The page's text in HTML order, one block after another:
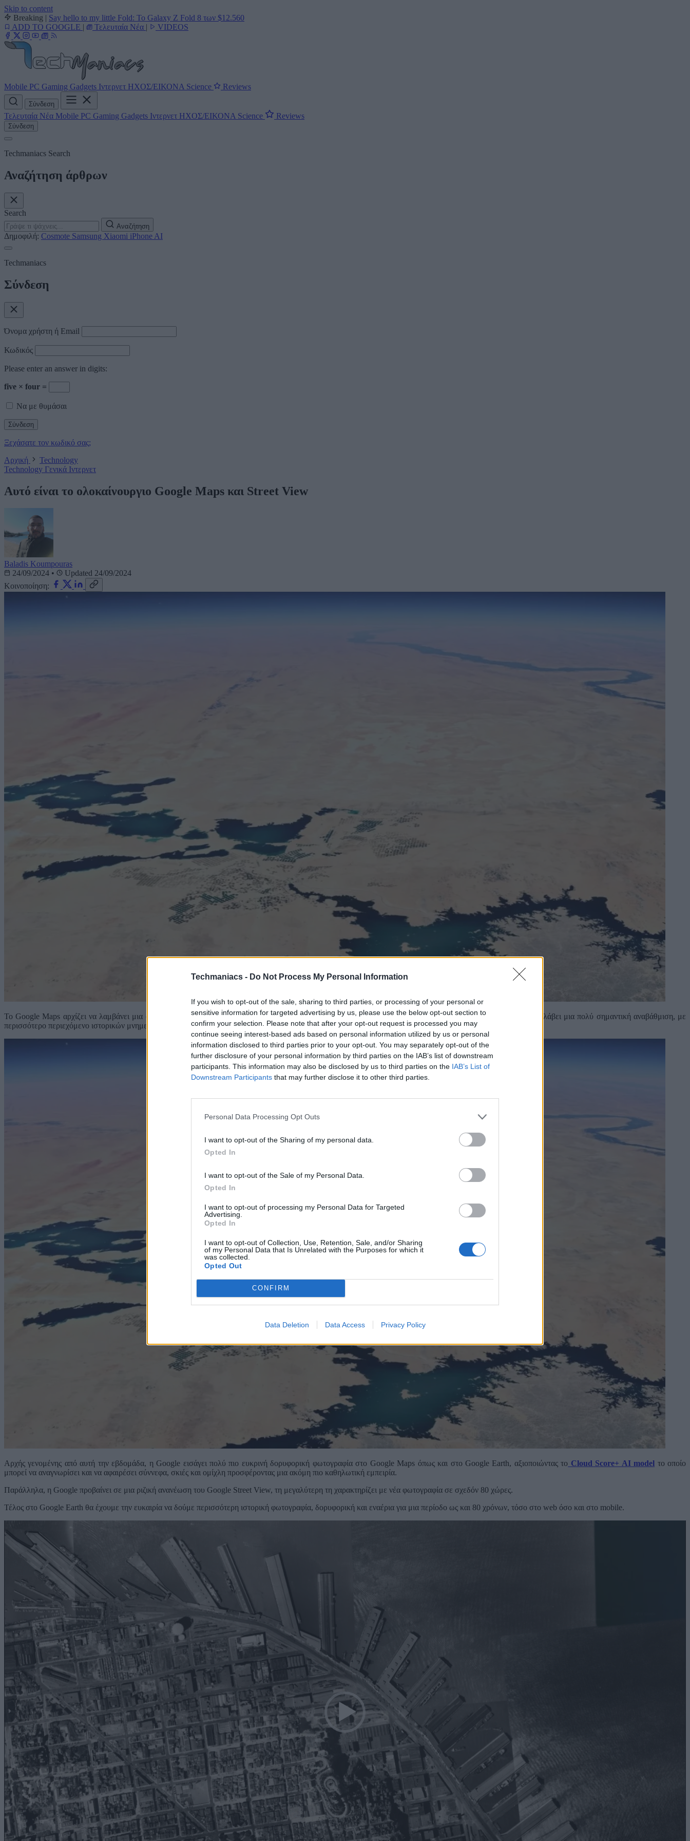
Techmaniacs - Do Not Process My Personal Information
If you wish to opt-out of the sale, sharing to third parties, or processing of your personal or
sensitive information for targeted advertising by us, please use the below opt-out section to
confirm your selection. Please note that after your opt-out request is processed you may
continue seeing interest-based ads based on personal information utilized by us or personal
information disclosed to third parties prior to your opt-out. You may separately opt-out of the
further disclosure of your personal information by third parties on the IAB’s list of downstream
participants. This information may also be disclosed by us to third parties on the IAB’s List of
Downstream Participants that may further disclose it to other third parties.
Personal Data Processing Opt Outs
I want to opt-out of the Sharing of my personal data.
Opted In
I want to opt-out of the Sale of my Personal Data.
Opted In
I want to opt-out of processing my Personal Data for Targeted
Advertising.
Opted In
I want to opt-out of Collection, Use, Retention, Sale, and/or Sharing
of my Personal Data that Is Unrelated with the Purposes for which it
was collected.
Opted Out
CONFIRM
Data Deletion Data Access Privacy Policy
Skip to content
Breaking | Say hello to my little Fold: Το Galaxy Z Fold 8 των $12.560
ADD TO GOOGLE | Τελευταία Νέα | VIDEOS
Mobile PC Gaming Gadgets Ιντερνετ ΗΧΟΣ/ΕΙΚΟΝΑ Science Reviews
Σύνδεση
Τελευταία Νέα Mobile PC Gaming Gadgets Ιντερνετ ΗΧΟΣ/ΕΙΚΟΝΑ Science Reviews
Σύνδεση
Techmaniacs Search
Αναζήτηση άρθρων
Search
Αναζήτηση
Δημοφιλή: Cosmote Samsung Xiaomi iPhone AI
Techmaniacs
Σύνδεση
Όνομα χρήστη ή Email
Κωδικός
Please enter an answer in digits:
five × four =
Να με θυμάσαι
Ξεχάσατε τον κωδικό σας;
Αρχική
Technology
Technology Γενικά Ιντερνετ
Αυτό είναι το ολοκαίνουργιο Google Maps και Street View
Baladis Koumpouras
24/09/2024 •
Updated 24/09/2024
Κοινοποίηση:
To Google Maps αρχίζει να λαμβάνει μια σημαντική ενημέρωση, με πολύ πιο καθαρές εικόνες πλέον, ενώ την ίδια στιγμή και η υπηρεσία του Google Earth θα λάβει μια πολύ σημαντική αναβάθμιση, με
περισσότερο περιεχόμενο ιστορικών μνημείων, όπως ανακοίνωσε η Google.
Αρχής γενομένης από αυτή την εβδομάδα, η Google εισάγει πολύ πιο ευκρινή δορυφορική φωτογραφία στο Google Maps όπως και στο Google Earth, αξιοποιώντας το Cloud Score+ AI model το οποίο
μπορεί να αναγνωρίσει και να αφαιρέσει σύννεφα, σκιές και ομίχλη προσφέροντας μια ακόμη πιο καθηλωτική εμπειρία.
Παράλληλα, η Google προβαίνει σε μια ριζική ανανέωση του Google Street View, τη μεγαλύτερη τη χαρακτηρίζει με νέα φωτογραφία σε σχεδόν 80 χώρες.
Τέλος στο Google Earth θα έχουμε την ευκαιρία να δούμε περισσότερη ιστορική φωτογραφία, δορυφορική και εναέρια για μια περίοδο ως και 80 χρόνων, τόσο στο web όσο και στο mobile.
Αναπαραγωγής
Βίντεο